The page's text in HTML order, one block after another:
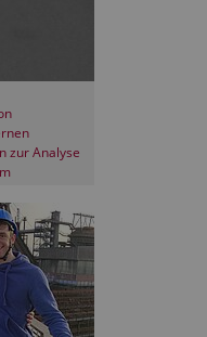
zur Analyse